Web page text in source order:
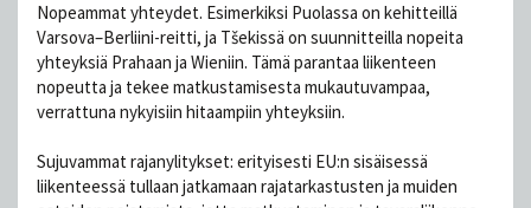
Nopeammat yhteydet. Esimerkiksi Puolassa on kehitteillä
Varsova–Berliini-reitti, ja Tšekissä on suunnitteilla nopeita
yhteyksiä Prahaan ja Wieniin. Tämä parantaa liikenteen
nopeutta ja tekee matkustamisesta mukautuvampaa,
verrattuna nykyisiin hitaampiin yhteyksiin.
Sujuvammat rajanylitykset: erityisesti EU:n sisäisessä
liikenteessä tullaan jatkamaan rajatarkastusten ja muiden